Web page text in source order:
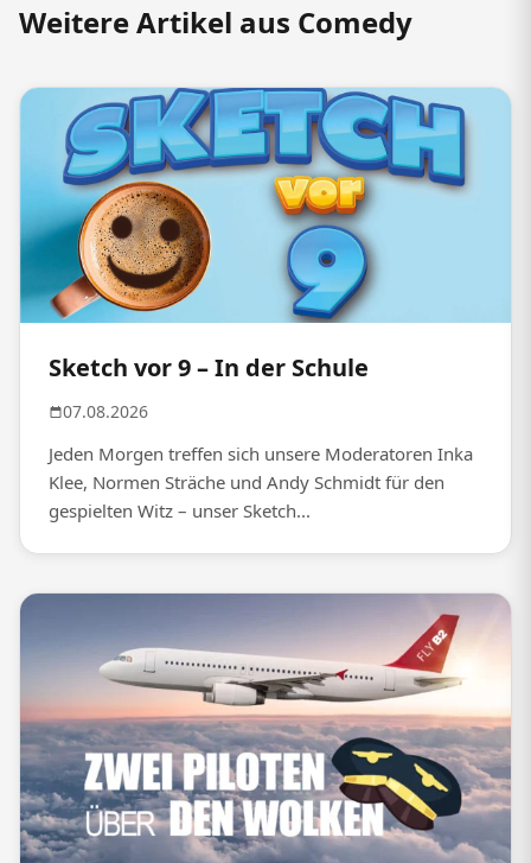
Weitere Artikel aus Comedy
Sketch vor 9 – In der Schule
07.08.2026
Jeden Morgen treffen sich unsere Moderatoren Inka
Klee, Normen Sträche und Andy Schmidt für den
gespielten Witz – unser Sketch...